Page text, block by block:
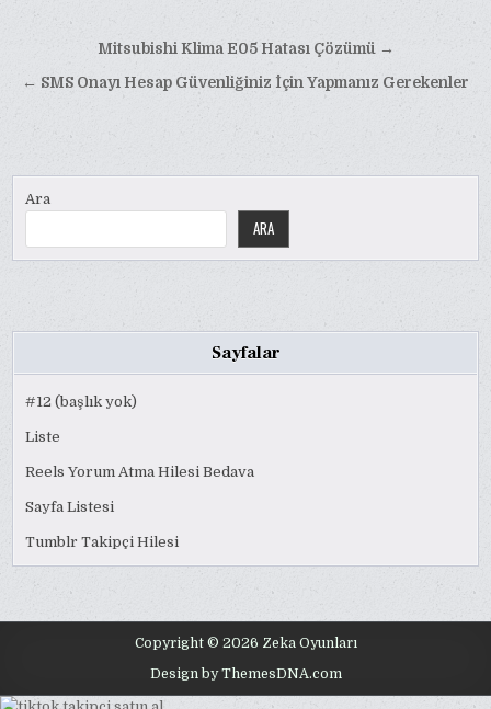
gezinmesi
Mitsubishi Klima E05 Hatası Çözümü →
← SMS Onayı Hesap Güvenliğiniz İçin Yapmanız Gerekenler
Ara
ARA
Sayfalar
#12 (başlık yok)
Liste
Reels Yorum Atma Hilesi Bedava
Sayfa Listesi
Tumblr Takipçi Hilesi
Copyright © 2026 Zeka Oyunları
Design by ThemesDNA.com